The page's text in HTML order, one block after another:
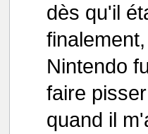
dès qu'il
Nintendo
faire
quand il